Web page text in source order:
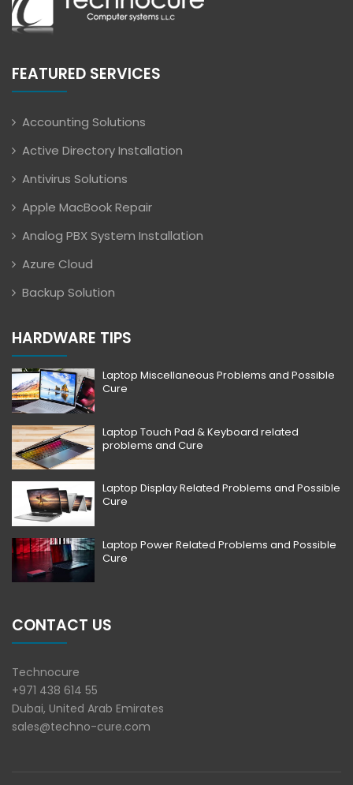
FEATURED SERVICES
Accounting Solutions
Active Directory Installation
Antivirus Solutions
Apple MacBook Repair
Analog PBX System Installation
Azure Cloud
Backup Solution
HARDWARE TIPS
Laptop Miscellaneous Problems and Possible
Cure
Laptop Touch Pad & Keyboard related
problems and Cure
Laptop Display Related Problems and Possible
Cure
Laptop Power Related Problems and Possible
Cure
CONTACT US
Technocure
+971 438 614 55
Dubai, United Arab Emirates
sales@techno-cure.com